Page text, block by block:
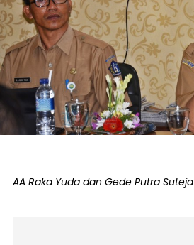
AA Raka Yuda dan Gede Putra Suteja